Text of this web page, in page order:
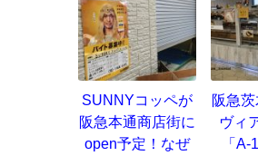
SUNNYコッペが
阪急本通商店街に
open予定！なぜ
阪急
ヴィ
「